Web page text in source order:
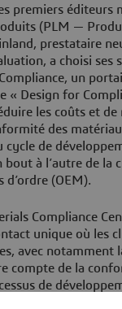
premiers
(PLM —
prestataire
a choisi
un
« Design for
les coûts et
des
de
à l’autre de la
d’ordre (OEM).
Compliance
unique où les
avec notamment
compte de la
de
si les